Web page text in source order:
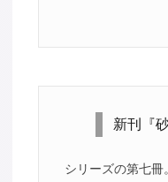
新刊『
シリーズの第七